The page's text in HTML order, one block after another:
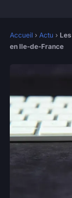
Accueil › Actu ›
en Ile-de-France